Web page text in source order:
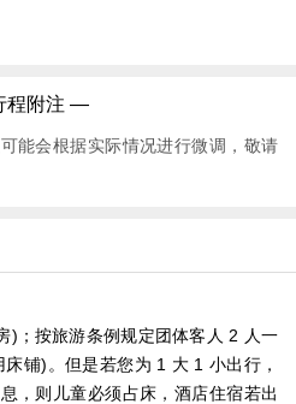
程附注 —
能会根据实际情况进行微调，敬请
)；按旅游条例规定团体客人 2 人一
铺)。但是若您为 1 大 1 小出行，
，则儿童必须占床，酒店住宿若出